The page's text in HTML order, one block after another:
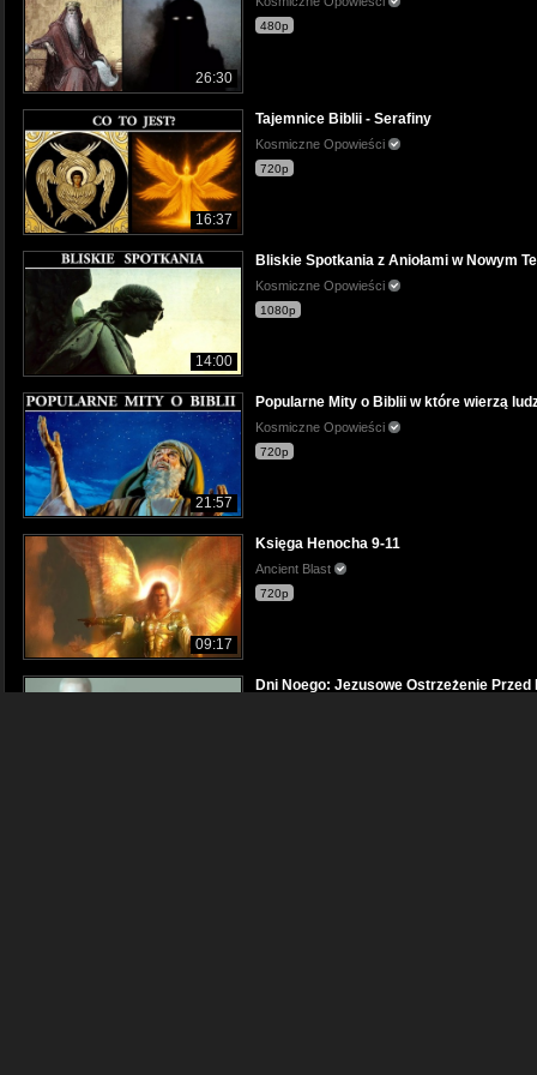
26:30
480p
16:37
Tajemnice Biblii - Serafiny
Kosmiczne Opowieści
720p
14:00
Bliskie Spotkania z Aniołami w Nowym
Kosmiczne Opowieści
1080p
21:57
Popularne Mity o Biblii w które wierzą
Kosmiczne Opowieści
720p
09:17
Księga Henocha 9-11
Ancient Blast
720p
Dni Noego: Jezusowe Ostrzeżenie